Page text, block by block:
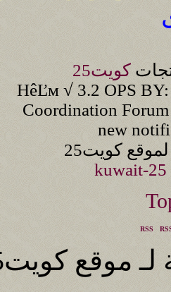
كويت25
HêĽм √ 3.2 OPS BY:
Coordination
new
كويت25
kuwait-
RSS
موقع كويت25